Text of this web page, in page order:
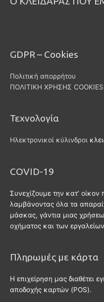
GDPR – Cookies
Πολιτική απορρήτου
ΠΟΛΙΤΙΚΗ ΧΡΗΣΗΣ COOKIES
Τεχνολογία
Ηλεκτρονικοί κύλινδροι
COVID-19
Συνεχίζουμε την κατ’
λαμβάνοντας όλα τα
μάσκας, γάντια μιας
οχήματος και των
Πληρωμές με κάρτα
Η επιχείρηση μας διαθέτει
αποδοχής καρτών (POS).